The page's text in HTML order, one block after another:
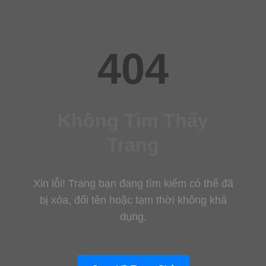
404
Xin lỗi! Trang bạn đang tìm kiếm có thể đã
bị xóa, đổi tên hoặc tạm thời không khả
dụng.